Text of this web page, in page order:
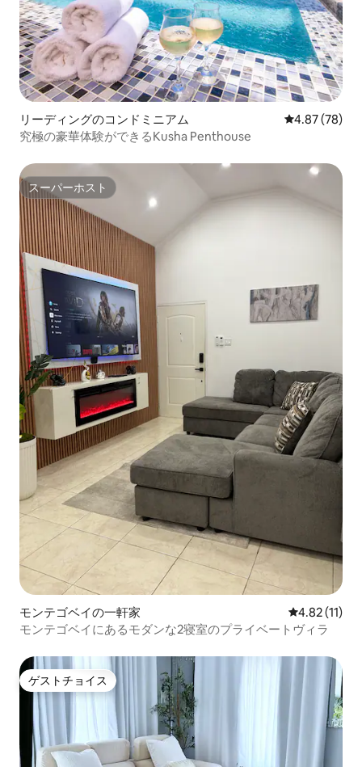
リーディングのコンドミニアム レビュー78
4.87 (78)
究極の豪華体験ができるKusha Penthouse
スーパーホスト
スーパーホスト
モンテゴベイの一軒家 レビュー11
4.82 (11)
モンテゴベイにあるモダンな2寝室のプライベートヴィラ
ゲストチョイス
ゲストチョイス